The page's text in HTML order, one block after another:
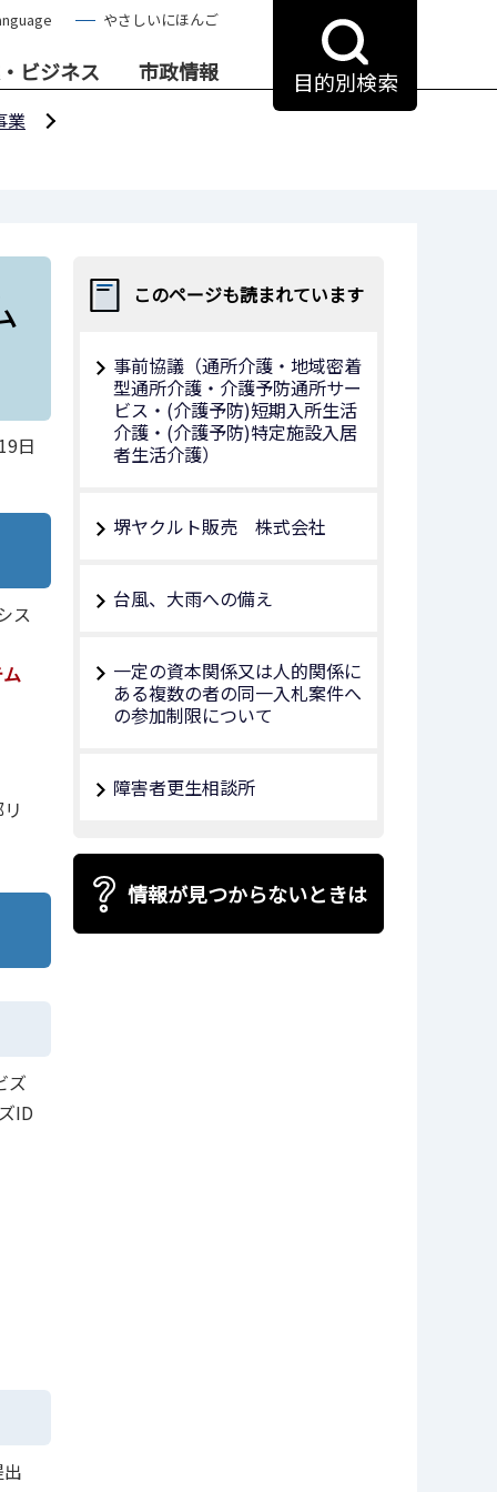
やさしいにほんご
ビジネス 市政情報 目的別検索
業
日
ス
ズ
ID
このページも読まれています
事前協議（通所介護・地域密着
型通所介護・介護予防通所サー
ビス・(介護予防)短期入所生活
介護・(介護予防)特定施設入居
者生活介護）
堺ヤクルト販売 株式会社
台風、大雨への備え
一定の資本関係又は人的関係に
ある複数の者の同一入札案件へ
の参加制限について
障害者更生相談所
情報が見つからないときは